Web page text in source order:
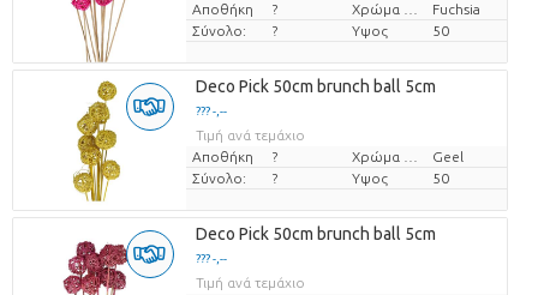
Αποθήκη
?
Fuchsia
Σύνολο:
? Υψος 50
Deco Pick 50cm brunch ball 5cm
??? -,--
Τιμή ανά τεμάχιο
Αποθήκη
?
Geel
Σύνολο:
? Υψος 50
Deco Pick 50cm brunch ball 5cm
??? -,--
Τιμή ανά τεμάχιο